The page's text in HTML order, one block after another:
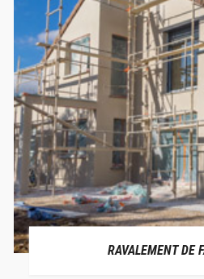
RAVALEMENT DE